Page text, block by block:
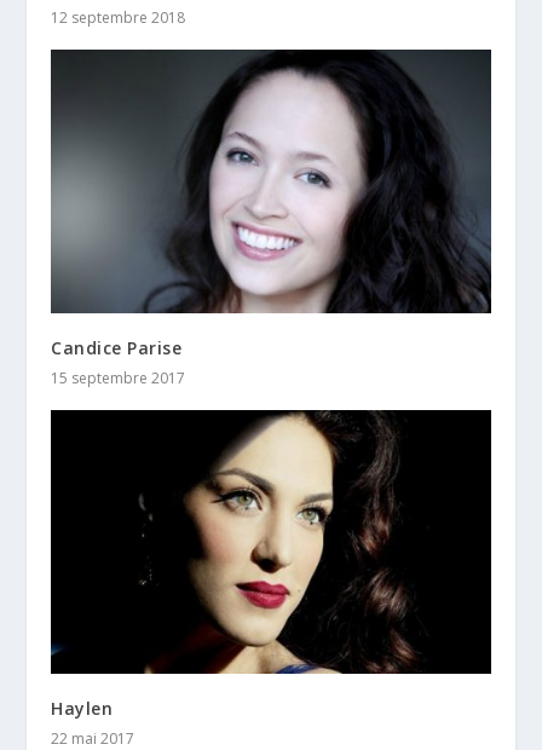
12 septembre 2018
Candice Parise
15 septembre 2017
Haylen
22 mai 2017